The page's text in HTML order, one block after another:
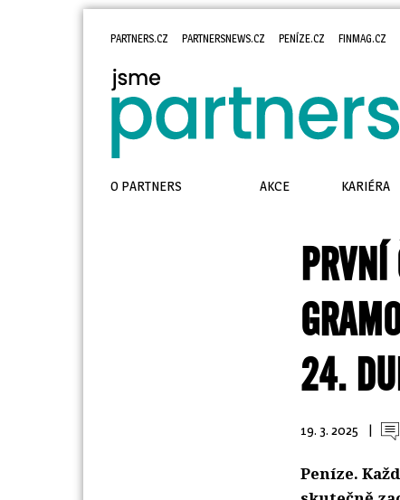
PRVNÍ
24.
19. 3. 2025 |
Peníze.
PARTNERS.CZ PARTNERSNEWS.CZ PENÍZE.CZ FINMAG.CZ
O PARTNERS AKCE KARIÉRA